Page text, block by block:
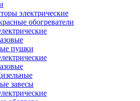
электрические
обогреватели
пушки
завесы